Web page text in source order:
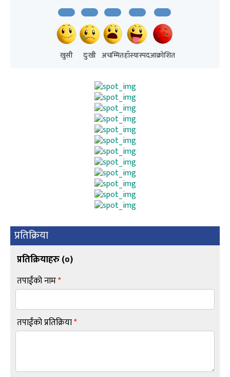
खुसी दुःखी अचम्मितहाँस्यास्पदआक्रोशित
प्रतिक्रिया
प्रतिक्रियाहरु (०)
तपाईंको नाम*
तपाईंको प्रतिक्रिया*